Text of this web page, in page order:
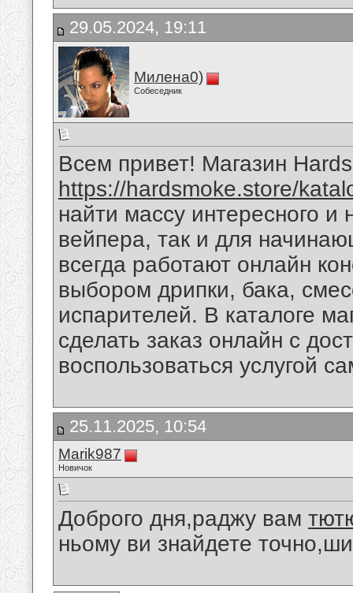
29.05.2024, 19:11
Милена0)
Собеседник
Всем привет! Магазин
https://hardsmoke.store/
найти массу интересного и
вейпера, так и для
всегда работают онлайн
выбором дрипки, бака,
испарителей. В каталоге
сделать заказ онлайн с
воспользоваться услугой
25.11.2025, 10:54
Marik987
Новичок
Доброго дня,раджу вам
ньому ви знайдете